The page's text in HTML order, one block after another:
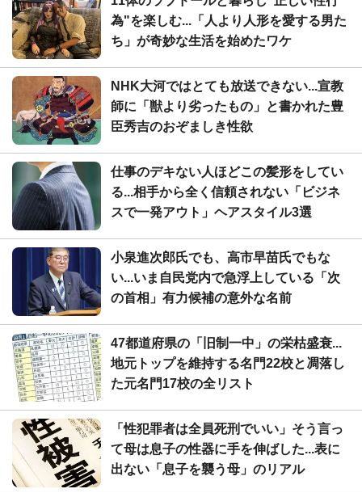
為"を楽しむ...「人より人形を愛する男た
ち」が奇妙な生活を始めたワケ
NHK大河ではとても放送できない...宣教
師に「獣より劣ったもの」と書かれた豊
臣秀吉のおぞましき性欲
仕事のデキない人ほどこの髪形をしてい
る...相手から全く信頼されない「ビジネ
スで一発アウト」ヘアスタイル3選
小泉進次郎氏でも、高市早苗氏でもな
い...いま自民党内で急浮上している「次
の首相」有力候補の意外な名前
47都道府県の「旧制一中」の栄枯盛衰...
地元トップを維持する名門22校と凋落し
た元名門17校の全リスト
「性犯罪者は全員死刑でいい」そう言っ
て母は息子の性器に手を伸ばした...表に
出ない「息子を襲う母」のリアル